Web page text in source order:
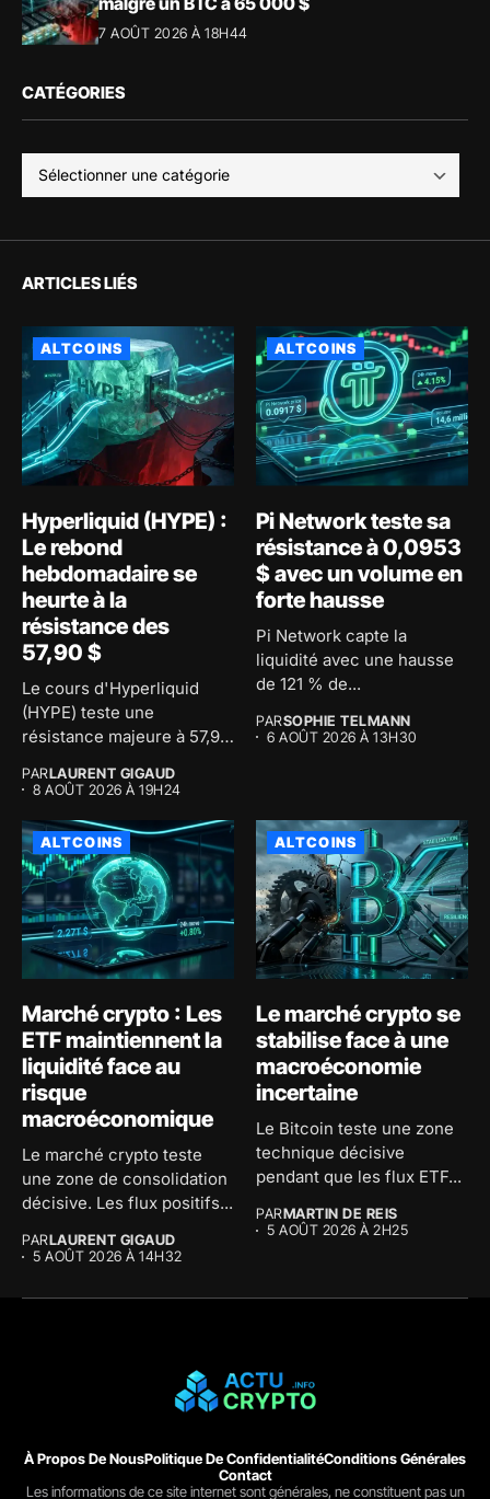
7 AOÛT 2026 À 18H44
CATÉGORIES
ARTICLES LIÉS
ALTCOINS
Hyperliquid (HYPE) :
Le rebond
hebdomadaire se
heurte à la
résistance des
57,90 $
Le cours d'Hyperliquid
(HYPE) teste une
résistance majeure à 57,91
PARLAURENT GIGAUD
8 AOÛT 2026 À 19H24
ALTCOINS
Pi Network teste sa
résistance à 0,0953
$ avec un volume en
forte hausse
Pi Network capte la
liquidité avec une hausse
de 121 % de...
PARSOPHIE TELMANN
6 AOÛT 2026 À 13H30
ALTCOINS
Marché crypto : Les
ETF maintiennent la
liquidité face au
risque
macroéconomique
Le marché crypto teste
une zone de consolidation
décisive. Les flux positifs...
PARLAURENT GIGAUD
5 AOÛT 2026 À 14H32
ALTCOINS
Le marché crypto se
stabilise face à une
macroéconomie
incertaine
Le Bitcoin teste une zone
technique décisive
pendant que les flux ETF...
PARMARTIN DE REIS
5 AOÛT 2026 À 2H25
À Propos De NousPolitique De ConfidentialitéConditions Générales
Contact
Les informations de ce site internet sont générales, ne constituent pas un